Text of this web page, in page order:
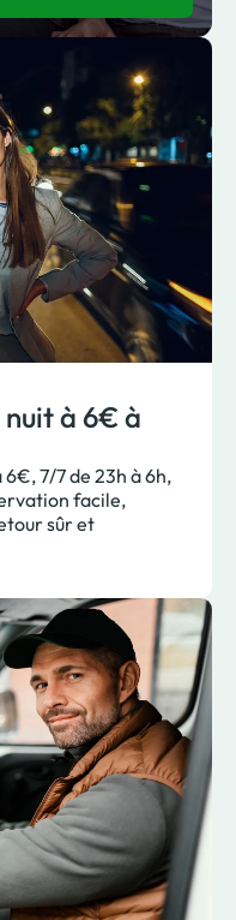
à 6€ à
7/7 de 23h à 6h,
facile,
sûr et